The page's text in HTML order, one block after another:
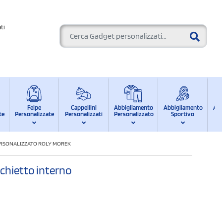
Felpe
Personalizzate
Cappellini
Personalizzati
Abbigliamento
Personalizzato
Abbigliamento
Sportivo
ROLY MOREK
interno